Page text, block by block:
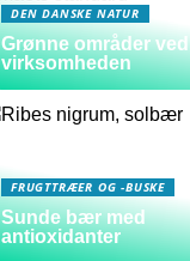
DEN DANSKE NATUR
Grønne områder ved
virksomheden
FRUGTTRÆER OG -BUSKE
Sunde bær med
antioxidanter